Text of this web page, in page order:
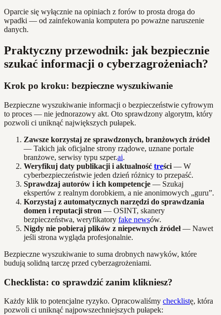
Oparcie się wyłącznie na opiniach z forów to prosta droga do
wpadki — od zainfekowania komputera po poważne naruszenie
danych.
Praktyczny przewodnik: jak bezpiecznie
szukać informacji o cyberzagrożeniach?
Krok po kroku: bezpieczne wyszukiwanie
Bezpieczne wyszukiwanie informacji o bezpieczeństwie cyfrowym
to proces — nie jednorazowy akt. Oto sprawdzony algorytm, który
pozwoli ci uniknąć największych pułapek.
Zawsze korzystaj ze sprawdzonych, branżowych źródeł
— Takich jak oficjalne strony rządowe, uznane portale
branżowe, serwisy typu szper.ai.
Weryfikuj daty publikacji i aktualność treści — W
cyberbezpieczeństwie jeden dzień różnicy to przepaść.
Sprawdzaj autorów i ich kompetencje — Szukaj
ekspertów z realnym dorobkiem, a nie anonimowych „guru”.
Korzystaj z automatycznych narzędzi do sprawdzania
domen i reputacji stron — OSINT, skanery
bezpieczeństwa, weryfikatory fake newsów.
Nigdy nie pobieraj plików z niepewnych źródeł— Nawet
jeśli strona wygląda profesjonalnie.
Bezpieczne wyszukiwanie to suma drobnych nawyków, które
budują solidną tarczę przed cyberzagrożeniami.
Checklista: co sprawdzić zanim klikniesz?
Każdy klik to potencjalne ryzyko. Opracowaliśmy checklistę, która
pozwoli ci uniknąć najpowszechniejszych pułapek: